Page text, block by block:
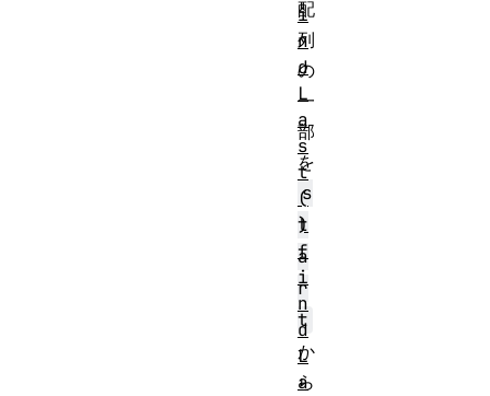
配
列
の
一
部
を
s
t
a
r
t
か
ら
i
n
d
L
a
s
t
(
)
f
i
n
d
L
a